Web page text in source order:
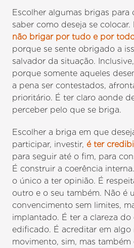
Escolher algumas brigas para
saber como deseja se
não brigar por tudo e por
porque se sente obrigado a
salvador da situação.
porque somente aqueles
a pena ser contestados,
prioritário. É ter claro aonde
perceber pelo que se briga.
Escolher a briga em que
participar, investir, é ter
para seguir até o fim, para
É construir a coerência
o único a ter opinião. É
outro e o seu também. Não é
convencimento sem limites,
implantado. É ter a clareza do
edificado. É acreditar em
movimento, sim, mas